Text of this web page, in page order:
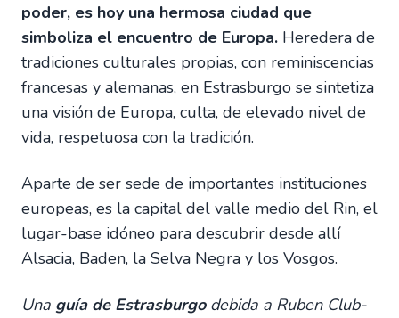
poder, es hoy una hermosa ciudad que
simboliza el encuentro de Europa. Heredera de
tradiciones culturales propias, con reminiscencias
francesas y alemanas, en Estrasburgo se sintetiza
una visión de Europa, culta, de elevado nivel de
vida, respetuosa con la tradición.
Aparte de ser sede de importantes instituciones
europeas, es la capital del valle medio del Rin, el
lugar-base idóneo para descubrir desde allí
Alsacia, Baden, la Selva Negra y los Vosgos.
Una guía de Estrasburgodebida a Ruben Club-